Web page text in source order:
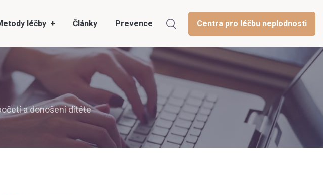
léčby Články Prevence Centra pro léčbu neplodnosti
a donošení dítěte